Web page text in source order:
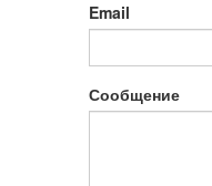
Email
Сообщение